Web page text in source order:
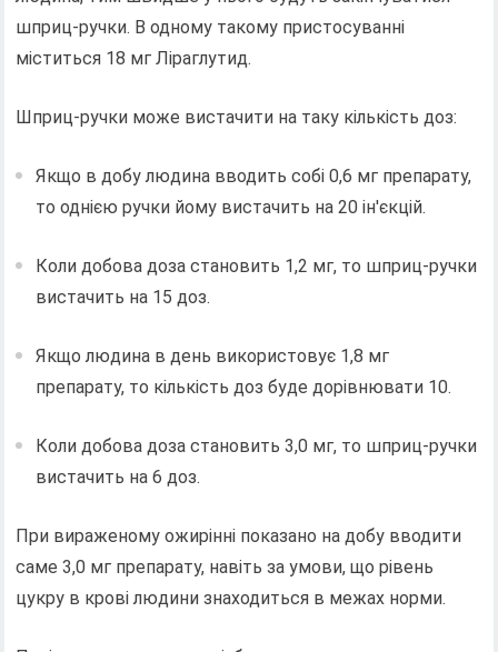
шприц-ручки. В одному такому пристосуванні
міститься 18 мг Ліраглутид.
Шприц-ручки може вистачити на таку кількість доз:
Якщо в добу людина вводить собі 0,6 мг препарату,
то однією ручки йому вистачить на 20 ін'єкцій.
Коли добова доза становить 1,2 мг, то шприц-ручки
вистачить на 15 доз.
Якщо людина в день використовує 1,8 мг
препарату, то кількість доз буде дорівнювати 10.
Коли добова доза становить 3,0 мг, то шприц-ручки
вистачить на 6 доз.
При вираженому ожирінні показано на добу вводити
саме 3,0 мг препарату, навіть за умови, що рівень
цукру в крові людини знаходиться в межах норми.